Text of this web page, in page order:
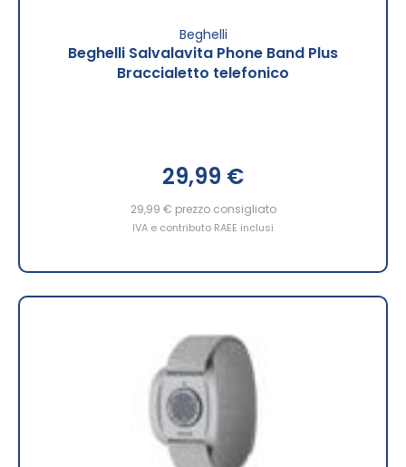
Beghelli
Beghelli Salvalavita Phone Band Plus
Braccialetto telefonico
29,99 €
29,99 € prezzo consigliato
IVA e contributo RAEE inclusi